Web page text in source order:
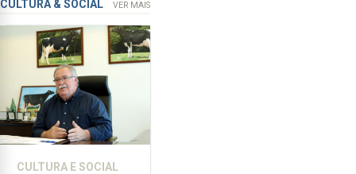
microbiológica”,
pela
terceira
vez
desde
o
início
da
época
CULTURA & SOCIAL VER MAIS
CULTURA E SOCIAL